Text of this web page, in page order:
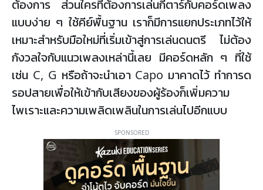
ต้องการ ส่วนใครที่ต้องการเล่นกีตาร์กับคอร์ดเพลง
แบบง่าย ๆ ใช้คีย์พื้นฐาน เราก็มีการแยกประเภทไว้ให้
เหมาะสำหรับมือใหม่ที่เริ่มเข้าสู่การเล่นดนตรี ไม่ต้อง
กังวลใจกับแนวเพลงเหล่านี้เลย มีคอร์ดหลัก ๆ ที่ใช้
เช่น C, G หรือถ้าจะนำเอา Capo มาคาดไว้ ทำการด
รอปสายเพื่อให้เข้ากับเสียงของผู้ร้องก็เพิ่มความ
ไพเราะและความเพลิดเพลินในการเล่นไปอีกแบบ
SPONSORED